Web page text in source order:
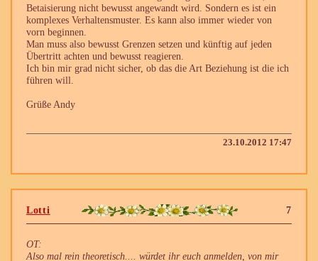
Betaisierung nicht bewusst angewandt wird. Sondern es ist ein
komplexes Verhaltensmuster. Es kann also immer wieder von
vorn beginnen.
Man muss also bewusst Grenzen setzen und künftig auf jeden
Übertritt achten und bewusst reagieren.
Ich bin mir grad nicht sicher, ob das die Art Beziehung ist die ich
führen will.
Grüße Andy
23.10.2012 17:47
7
Lotti
OT:
Also mal rein theoretisch.... würdet ihr euch anmelden, von mir